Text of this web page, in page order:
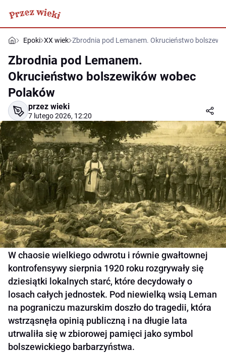
Epoki XX wiek Zbrodnia pod Lemanem. Okrucieństwo
Zbrodnia pod Lemanem.
Okrucieństwo bolszewików wobec
Polaków
przez wieki
7 lutego 2026, 12:20
W chaosie wielkiego odwrotu i równie gwałtownej
kontrofensywy sierpnia 1920 roku rozgrywały się
dziesiątki lokalnych starć, które decydowały o
losach całych jednostek. Pod niewielką wsią Leman
na pograniczu mazurskim doszło do tragedii, która
wstrząsnęła opinią publiczną i na długie lata
utrwaliła się w zbiorowej pamięci jako symbol
bolszewickiego barbarzyństwa.